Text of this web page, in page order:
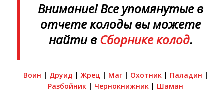
Внимание! Все упомянутые в
отчете колоды вы можете
найти вСборнике колод.
Воин | Друид |Жрец | Маг| Охотник| Паладин |
Разбойник | Чернокнижник | Шаман